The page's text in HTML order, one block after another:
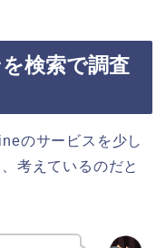
検索で調査
のサービスを少し
考えているのだと